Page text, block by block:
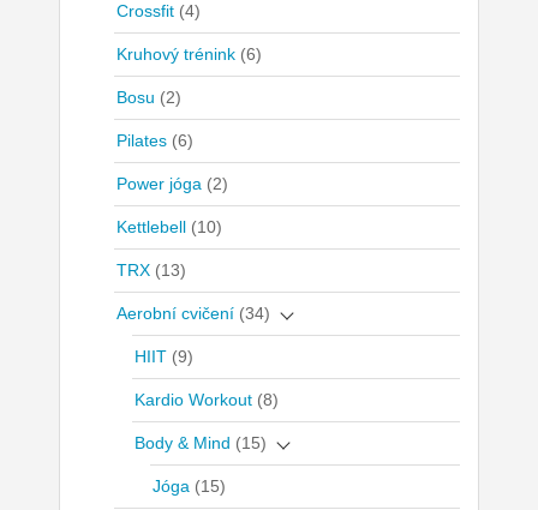
Crossfit (4)
Kruhový trénink (6)
Bosu (2)
Pilates (6)
Power jóga (2)
Kettlebell (10)
TRX (13)
Aerobní cvičení (34)
HIIT (9)
Kardio Workout (8)
Body & Mind (15)
Jóga (15)